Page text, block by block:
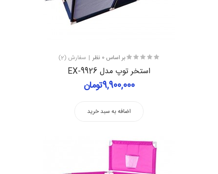
بر اساس 0 نظر سفارش (2)
استخر توپ مدل EX-9926
9,900,000تومان
اضافه به سبد خرید